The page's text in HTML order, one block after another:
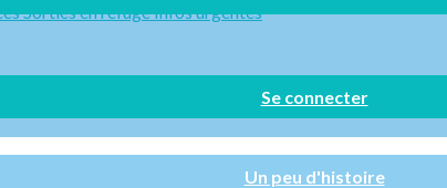
Se connecter
Un peu d'histoire
Sorties en refugeInfos urgentes